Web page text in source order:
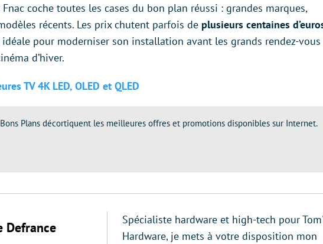
Fnac coche toutes les cases du bon plan réussi : grandes marques,
récents. Les prix chutent parfois de plusieurs centaines
pour moderniser son installation avant les grands rendez-vous
d’hiver.
TV 4K LED, OLED et QLED
Plans décortiquent les meilleures offres et promotions disponibles sur Internet.
Defrance
Spécialiste hardware et high-tech pour
Hardware, je mets à votre disposition mon